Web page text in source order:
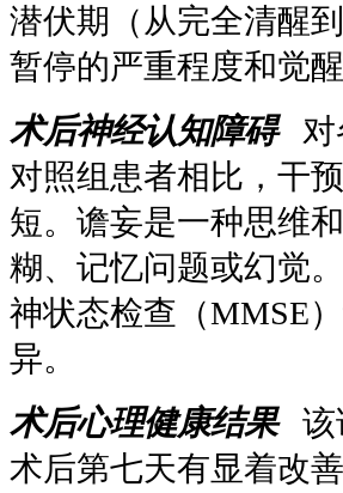
潜伏期（从完全清醒
暂停的严重程度和觉
术后神经认知障碍对
对照组患者相比，干
短。谵妄是一种思维
糊、记忆问题或幻觉
神状态检查（MMSE
异。
术后心理健康结果该
术后第七天有显着改